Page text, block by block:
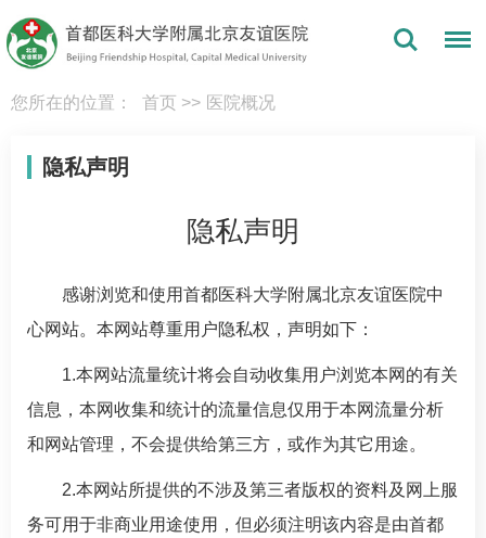
您所在的位置： 首页 >> 医院概况
隐私声明
隐私声明
感谢浏览和使用首都医科大学附属北京友谊医院中
心网站。本网站尊重用户隐私权，声明如下：
1.本网站流量统计将会自动收集用户浏览本网的有关
信息，本网收集和统计的流量信息仅用于本网流量分析
和网站管理，不会提供给第三方，或作为其它用途。
2.本网站所提供的不涉及第三者版权的资料及网上服
务可用于非商业用途使用，但必须注明该内容是由首都